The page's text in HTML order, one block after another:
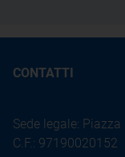
CONTATTI
Sede legale:
C.F.: 97190020152